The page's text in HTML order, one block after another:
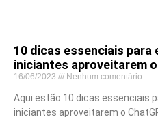
10 dicas essenciais para
iniciantes aproveitarem
16/06/2023 Nenhum comentário
Aqui estão 10 dicas essenciais
iniciantes aproveitarem o